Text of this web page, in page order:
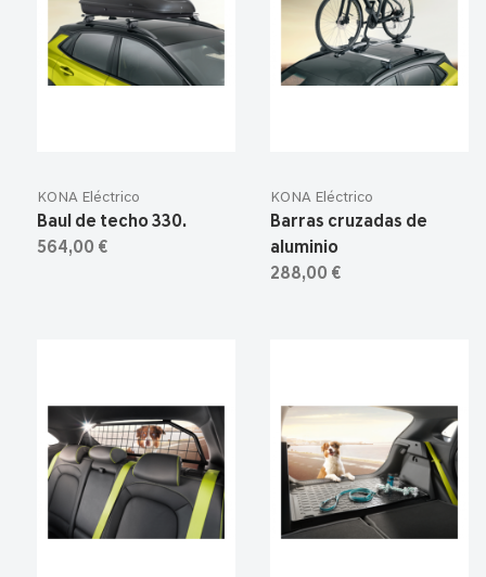
KONA Eléctrico
Baul de techo 330.
564,00 €
KONA Eléctrico
Barras cruzadas de
aluminio
288,00 €